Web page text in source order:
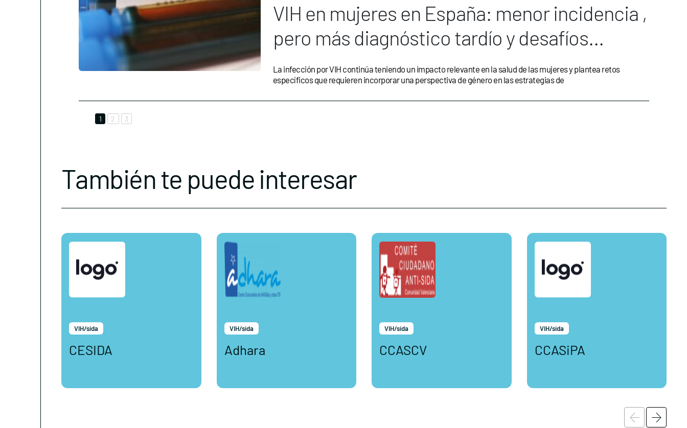
VIH en mujeres en España: menor incidencia ,
pero más diagnóstico tardío y desafíos
específicos en prevención y tratamiento
La infección por VIH continúa teniendo un impacto relevante en la salud de las mujeres y plantea retos
específicos que requieren incorporar una perspectiva de género en las estrategias de
1 2 3
También te puede interesar
VIH/sida
CESIDA
VIH/sida
Adhara
VIH/sida
CCASCV
VIH/sida
CCASiPA